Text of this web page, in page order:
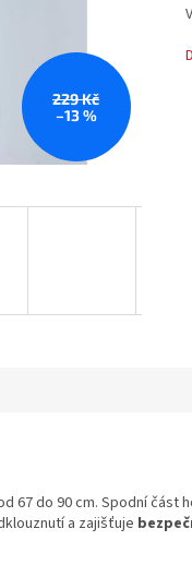
229 Kč
–13 %
67 do 90 cm. Spodní část
a zajišťuje